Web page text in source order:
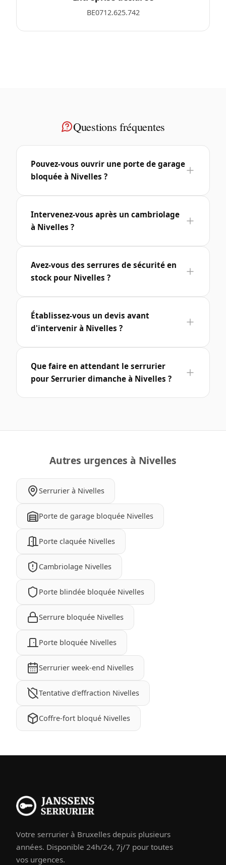
BE0712.625.742
Questions fréquentes
Pouvez-vous ouvrir une porte de garage
bloquée à Nivelles ?
Intervenez-vous après un cambriolage
à Nivelles ?
Avez-vous des serrures de sécurité en
stock pour Nivelles ?
Établissez-vous un devis avant
d'intervenir à Nivelles ?
Que faire en attendant le serrurier
pour Serrurier dimanche à Nivelles ?
Autres urgences à Nivelles
Serrurier à Nivelles
Porte de garage bloquée Nivelles
Porte claquée Nivelles
Cambriolage Nivelles
Porte blindée bloquée Nivelles
Serrure bloquée Nivelles
Porte bloquée Nivelles
Serrurier week-end Nivelles
Tentative d'effraction Nivelles
Coffre-fort bloqué Nivelles
Votre serrurier à Bruxelles depuis plusieurs
années. Disponible 24h/24, 7j/7 pour toutes
vos urgences.